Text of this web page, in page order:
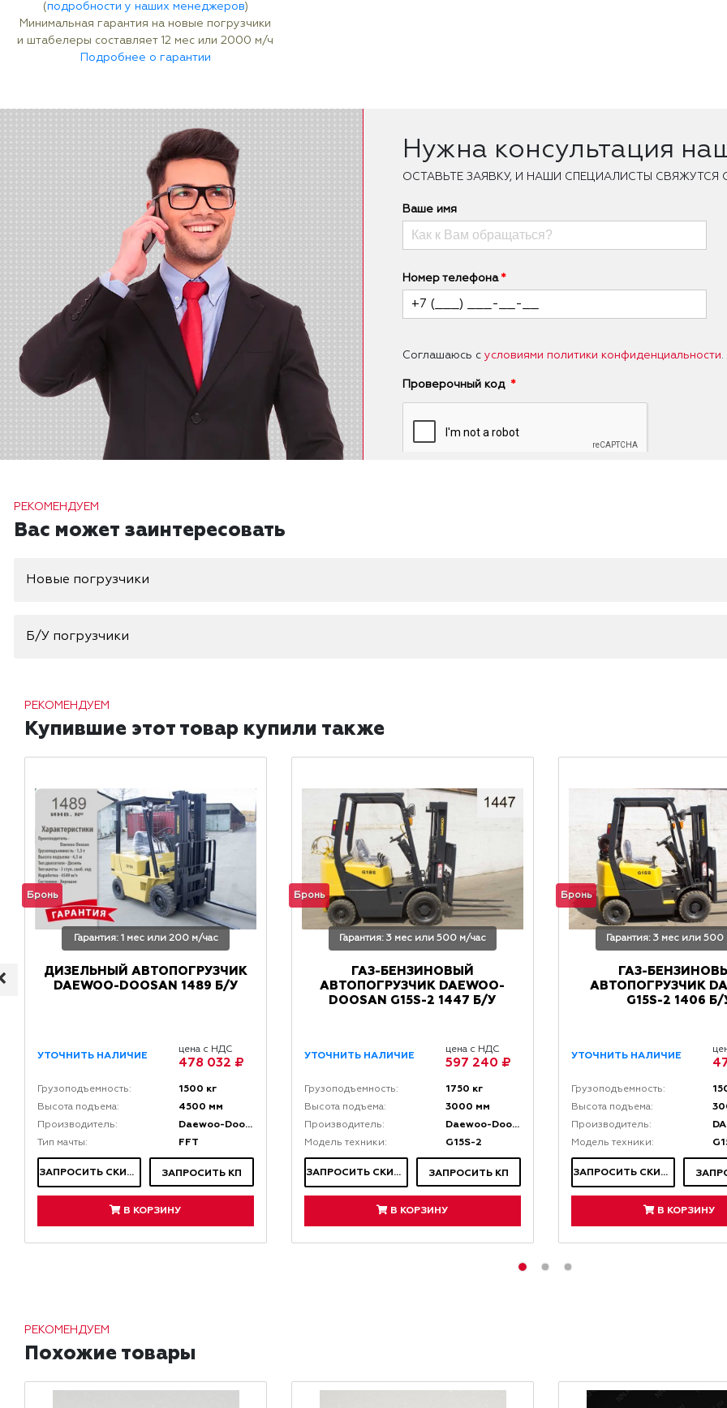
(подробности у наших менеджеров)
Минимальная гарантия на новые погрузчики
и штабелеры составляет 12 мес или 2000 м/ч
Подробнее о гарантии
Нужна консультация
ОCТАВЬТЕ ЗАЯВКУ, И НАШИ СПЕЦИАЛИСТЫ
Ваше имя
Номер телефона
Соглашаюсь с условиями политики конфиденциальности.
Проверочный код
РЕКОМЕНДУЕМ
Вас может заинтересовать
Новые погрузчики
Б/У погрузчики
РЕКОМЕНДУЕМ
Купившие этот товар купили также
Бронь
Гарантия: 1 мес или 200 м/час
ДИЗЕЛЬНЫЙ АВТОПОГРУЗЧИК
DAEWOO-DOOSAN 1489 Б/У
УТОЧНИТЬ НАЛИЧИЕ
цена с НДС
478 032 ₽
Грузоподъемность: 1500 кг
Высота подъема: 4500 мм
Производитель: Daewoo-Doosan
Тип мачты: FFT
ЗАПРОСИТЬ СКИДКУ ЗАПРОСИТЬ КП
В КОРЗИНУ
Бронь
Гарантия: 3 мес или 500 м/час
ГАЗ-БЕНЗИНОВЫЙ
АВТОПОГРУЗЧИК DAEWOO-
DOOSAN G15S-2 1447 Б/У
УТОЧНИТЬ НАЛИЧИЕ
цена с НДС
597 240 ₽
Грузоподъемность: 1750 кг
Высота подъема: 3000 мм
Производитель: Daewoo-Doosan
Модель техники: G15S-2
ЗАПРОСИТЬ СКИДКУ ЗАПРОСИТЬ КП
В КОРЗИНУ
Бронь
Гарантия: 3 мес или 500
ГАЗ-
АВТОПОГРУЗЧИК
G15S-2 1406 Б/
УТОЧНИТЬ НАЛИЧИЕ
Грузоподъемность:
Высота подъема:
Производитель:
Модель техники:
ЗАПРОСИТЬ СКИДКУ
В КОРЗИНУ
РЕКОМЕНДУЕМ
Похожие товары